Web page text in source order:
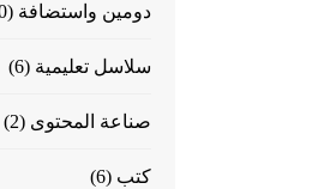
دومين واستضافة (10)
سلاسل تعليمية (6)
صناعة المحتوى (2)
كتب (6)